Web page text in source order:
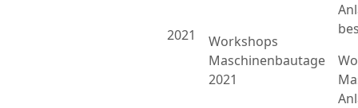
2021
Workshops
Maschinenbautage
2021